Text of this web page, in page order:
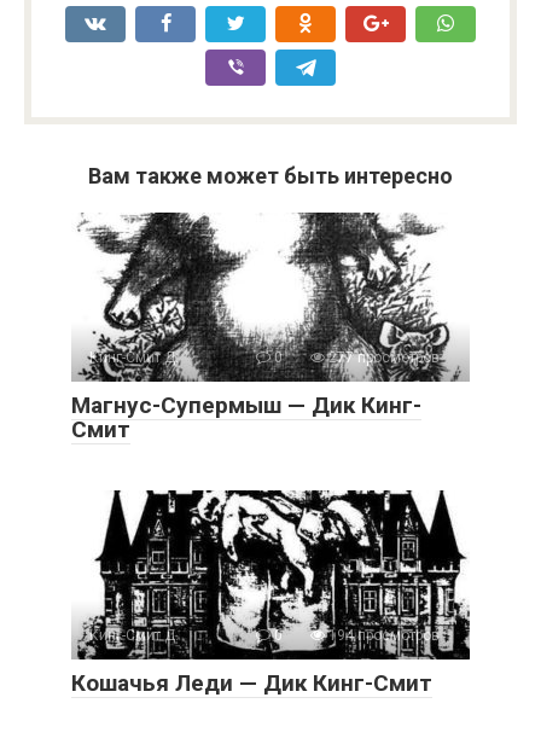
Вам также может быть интересно
Кинг-Смит Д. 0 277 просмотров
Магнус-Супермыш — Дик Кинг-
Смит
Кинг-Смит Д. 0 194 просмотров
Кошачья Леди — Дик Кинг-Смит